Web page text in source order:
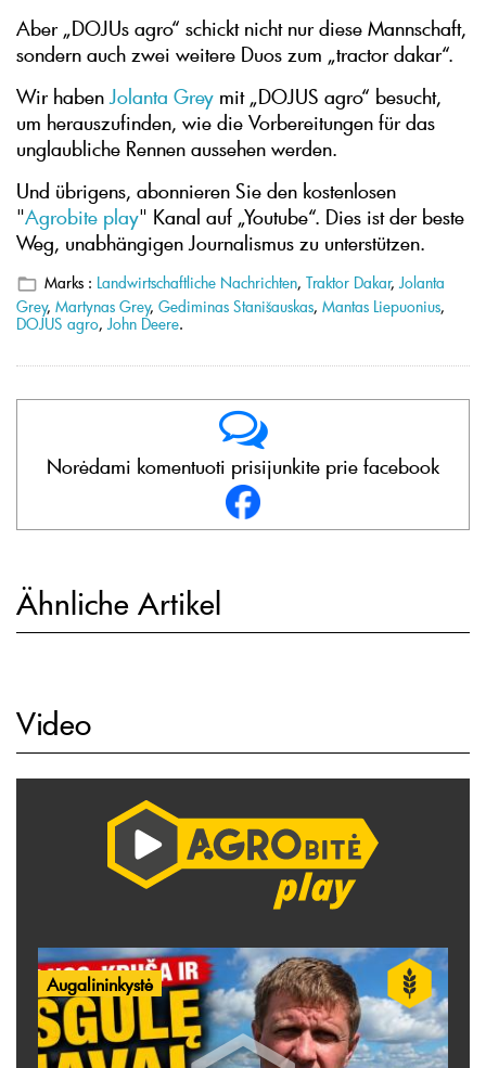
Aber „DOJUs agro“ schickt nicht nur diese Mannschaft,
sondern auch zwei weitere Duos zum „tractor dakar“.
Wir haben Jolanta Grey mit „DOJUS agro“ besucht,
um herauszufinden, wie die Vorbereitungen für das
unglaubliche Rennen aussehen werden.
Und übrigens, abonnieren Sie den kostenlosen
"Agrobite play" Kanal auf „Youtube“. Dies ist der beste
Weg, unabhängigen Journalismus zu unterstützen.
Marks : Landwirtschaftliche Nachrichten, Traktor Dakar,Jolanta
Grey, Martynas Grey, Gediminas Stanišauskas, Mantas Liepuonius,
DOJUS agro, John Deere.
Norėdami komentuoti prisijunkite prie facebook
Ähnliche Artikel
Video
Augalininkystė